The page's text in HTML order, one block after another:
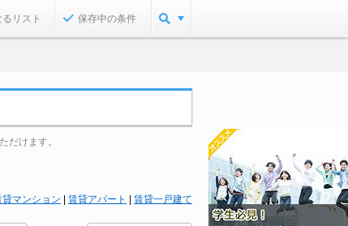
リスト 保存中の条件
だけます。
貸マンション 賃貸アパート 賃貸一戸建て